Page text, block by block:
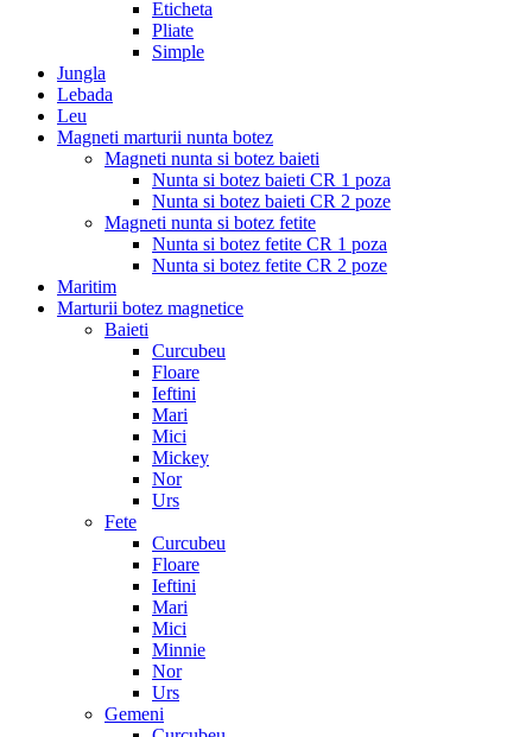
Eticheta
Pliate
Simple
Jungla
Lebada
Leu
Magneti marturii nunta botez
Magneti nunta si botez baieti
Nunta si botez baieti CR 1 poza
Nunta si botez baieti CR 2 poze
Magneti nunta si botez fetite
Nunta si botez fetite CR 1 poza
Nunta si botez fetite CR 2 poze
Maritim
Marturii botez magnetice
Baieti
Curcubeu
Floare
Ieftini
Mari
Mici
Mickey
Nor
Urs
Fete
Curcubeu
Floare
Ieftini
Mari
Mici
Minnie
Nor
Urs
Gemeni